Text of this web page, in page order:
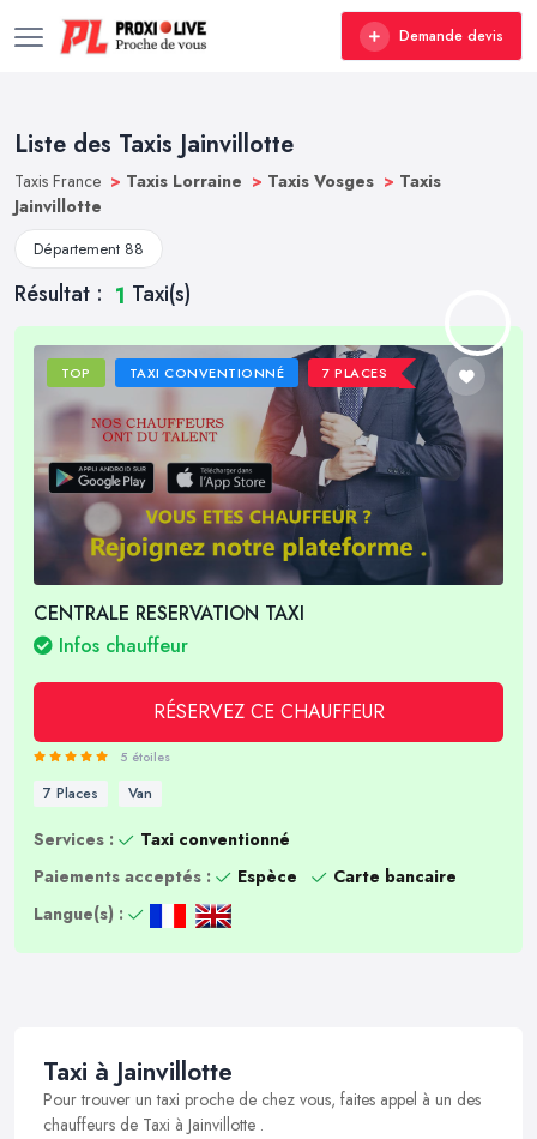
Demande devis
Liste des Taxis Jainvillotte
Taxis France > Taxis Lorraine > Taxis Vosges > Taxis
Jainvillotte
Département 88
Résultat : 1 Taxi(s)
TOP TAXI CONVENTIONNÉ 7 PLACES
CENTRALE RESERVATION TAXI
Infos chauffeur
RÉSERVEZ CE CHAUFFEUR
5 étoiles
7 Places Van
Services :
Taxi conventionné
Paiements acceptés :
Espèce
Carte bancaire
Langue(s) :
Taxi à Jainvillotte
Pour trouver un taxi proche de chez vous, faites appel à un des
chauffeurs de Taxi à Jainvillotte .